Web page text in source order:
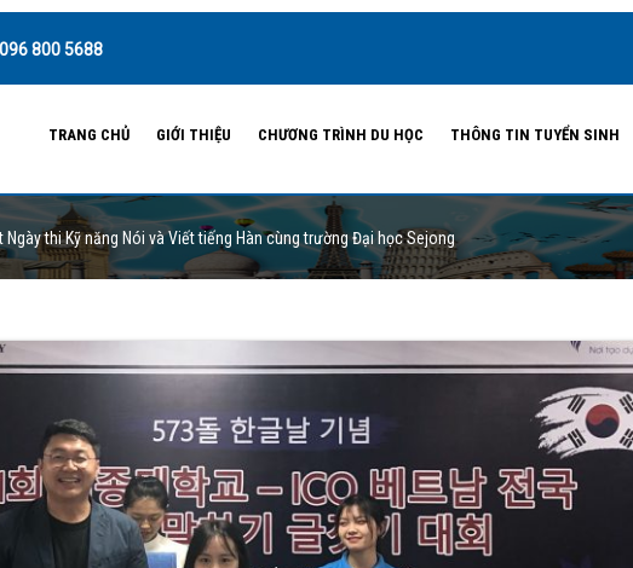
096 800 5688
TRANG CHỦ GIỚI THIỆU CHƯƠNG TRÌNH DU HỌC THÔNG TIN TUYỂN SINH
Ngày thi Kỹ năng Nói và Viết tiếng Hàn cùng trường Đại học Sejong